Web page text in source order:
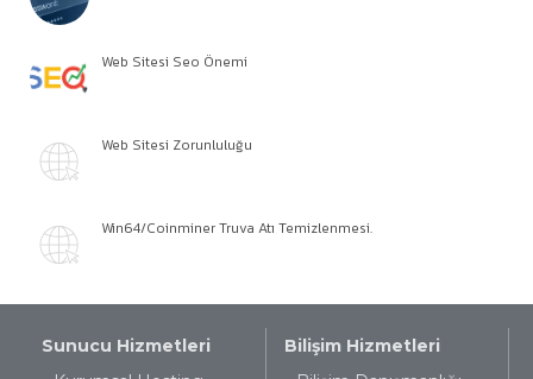
Web Sitesi Seo Önemi
Web Sitesi Zorunluluğu
Win64/Coinminer Truva Atı Temizlenmesi.
Sunucu Hizmetleri
Bilişim Hizmetleri